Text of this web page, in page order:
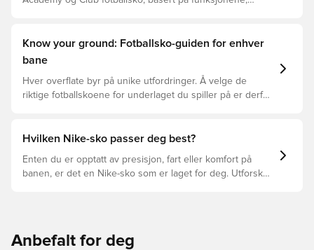
Know your ground: Fotballsko-guiden for enhver
bane
Hver overflate byr på unike utfordringer. Å velge de
riktige fotballskoene for underlaget du spiller på er derfor
fotballsko som er det beste valget for de forskjellige
Hvilken Nike-sko passer deg best?
Enten du er opptatt av presisjon, fart eller komfort på
banen, er det en Nike-sko som er laget for deg. Utforsk
Anbefalt for deg